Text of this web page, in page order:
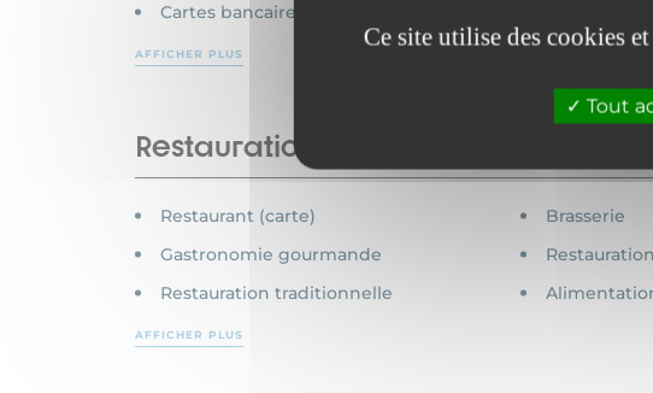
Ce site utilise des cookies
Tout
Cartes bancaires acceptées
AFFICHER PLUS
Restauration
Restaurant (carte)
Brasserie
Gastronomie gourmande
Restauration traditionnelle
AFFICHER PLUS